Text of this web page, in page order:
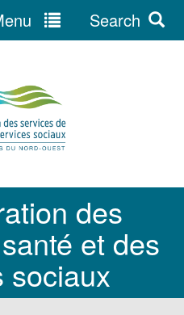
des
et des
sociaux
Search